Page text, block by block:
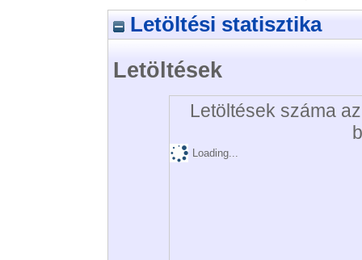
Letöltési statisztika
Letöltések
Letöltések száma
Loading...